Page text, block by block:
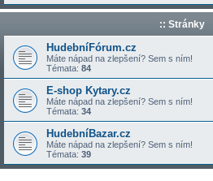
:: Stránky
HudebníFórum.cz
Máte nápad na zlepšení? Sem s ním!
Témata: 84
E-shop Kytary.cz
Máte nápad na zlepšení? Sem s ním!
Témata: 34
HudebníBazar.cz
Máte nápad na zlepšení? Sem s ním!
Témata: 39